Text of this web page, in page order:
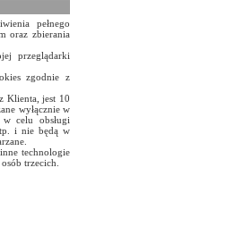
pełnego
oraz zbierania
przeglądarki
zgodnie z
Klienta, jest 10
wyłącznie w
celu obsługi
i nie będą w
technologie
trzecich.